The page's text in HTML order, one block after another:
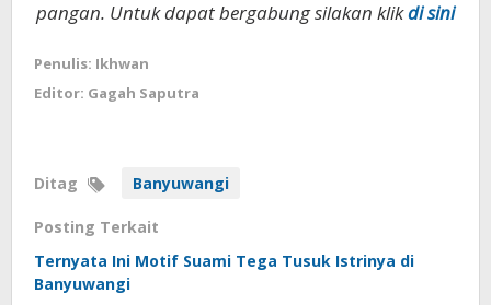
pangan. Untuk dapat bergabung silakan klikdi sini
Penulis: Ikhwan
Editor: Gagah Saputra
Ditag Banyuwangi
Posting Terkait
Ternyata Ini Motif Suami Tega Tusuk Istrinya di
Banyuwangi